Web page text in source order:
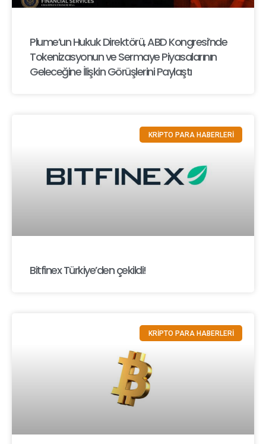
Plume’un Hukuk Direktörü, ABD Kongresi’nde
Tokenizasyonun ve Sermaye Piyasalarının
Geleceğine İlişkin Görüşlerini Paylaştı
KRİPTO PARA HABERLERİ
Bitfinex Türkiye’den çekildi!
KRİPTO PARA HABERLERİ